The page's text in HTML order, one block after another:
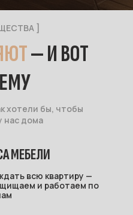
]
— И ВОТ
хотели бы, чтобы
нас дома
МЕБЕЛИ
всю квартиру —
и работаем по